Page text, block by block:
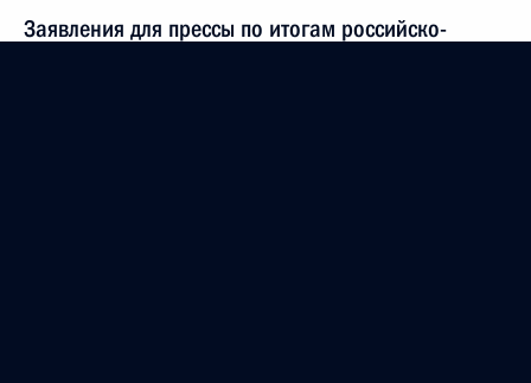
Заявления для прессы по итогам российско-